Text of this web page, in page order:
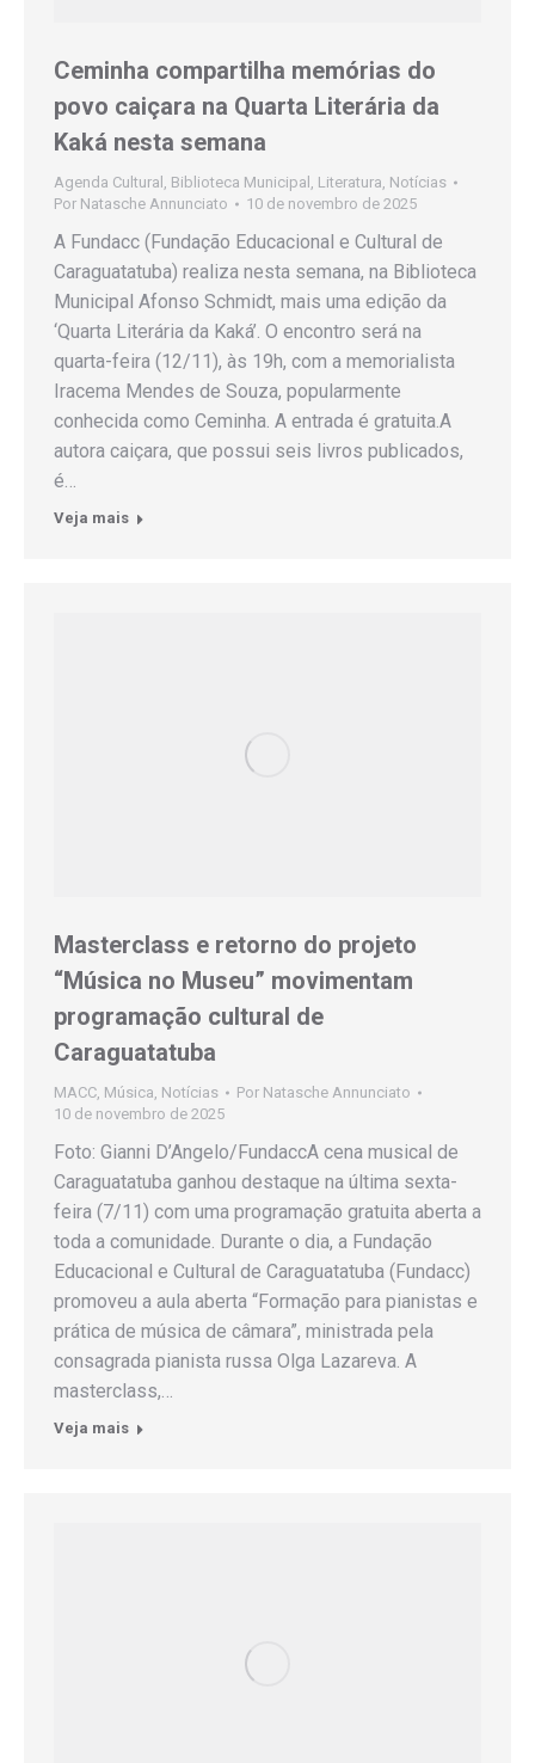
Ceminha compartilha memórias do
povo caiçara na Quarta Literária da
Kaká nesta semana
Agenda Cultural Biblioteca Municipal Literatura Notícias
Por Natasche Annunciato 10 de novembro de 2025
A Fundacc (Fundação Educacional e Cultural de
Caraguatatuba) realiza nesta semana, na Biblioteca
Municipal Afonso Schmidt, mais uma edição da
‘Quarta Literária da Kaká’. O encontro será na
quarta-feira (12/11), às 19h, com a memorialista
Iracema Mendes de Souza, popularmente
conhecida como Ceminha. A entrada é gratuita.A
autora caiçara, que possui seis livros publicados,
é…
Veja mais
Masterclass e retorno do projeto
“Música no Museu” movimentam
programação cultural de
Caraguatatuba
MACC Música Notícias Por Natasche Annunciato
10 de novembro de 2025
Foto: Gianni D’Angelo/FundaccA cena musical de
Caraguatatuba ganhou destaque na última sexta-
feira (7/11) com uma programação gratuita aberta a
toda a comunidade. Durante o dia, a Fundação
Educacional e Cultural de Caraguatatuba (Fundacc)
promoveu a aula aberta “Formação para pianistas e
prática de música de câmara”, ministrada pela
consagrada pianista russa Olga Lazareva. A
masterclass,…
Veja mais